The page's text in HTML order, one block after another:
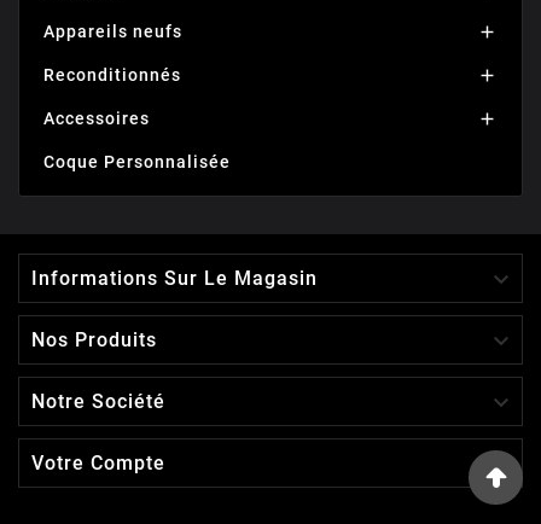
Appareils neufs 
Reconditionnés 
Accessoires 
Coque Personnalisée
Informations Sur Le Magasin 
Nos Produits 
Notre Société 
Votre Compte 